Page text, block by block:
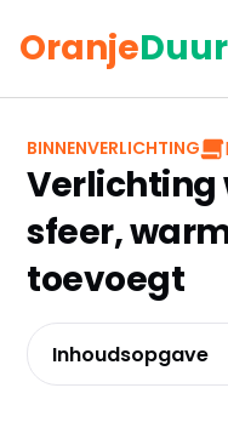
Oranje
BINNENVERLICHTING
Verlichting
sfeer,
toevoegt
Inhoudsopgave
De basis van een